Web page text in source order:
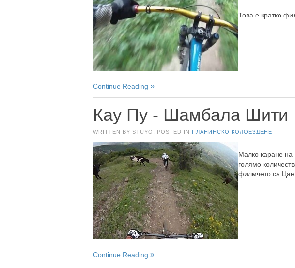
Това е кратко
Continue Reading
Кау Пу - Шамбала Шити
WRITTEN BY STUYO. POSTED IN ПЛАНИНСКО КОЛОЕЗДЕНЕ
Малко каране на
голямо
филмчето са
Continue Reading